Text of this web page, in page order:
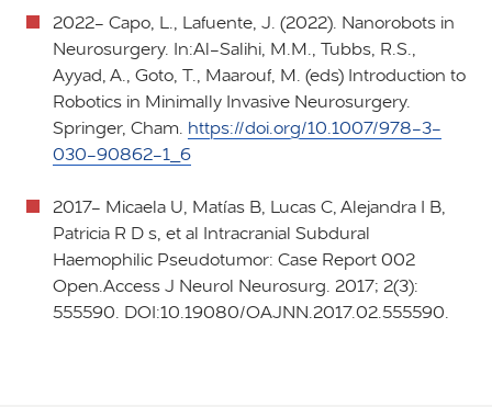
2022- Capo, L., Lafuente, J. (2022). Nanorobots in
Neurosurgery. In:Al-Salihi, M.M., Tubbs, R.S.,
Ayyad, A., Goto, T., Maarouf, M. (eds) Introduction to
Robotics in Minimally Invasive Neurosurgery.
Springer, Cham. https://doi.org/10.1007/978-3-
030-90862-1_6
2017- Micaela U, Matías B, Lucas C, Alejandra I B,
Patricia R D s, et al Intracranial Subdural
Haemophilic Pseudotumor: Case Report 002
Open.Access J Neurol Neurosurg. 2017; 2(3):
555590. DOI:10.19080/OAJNN.2017.02.555590.